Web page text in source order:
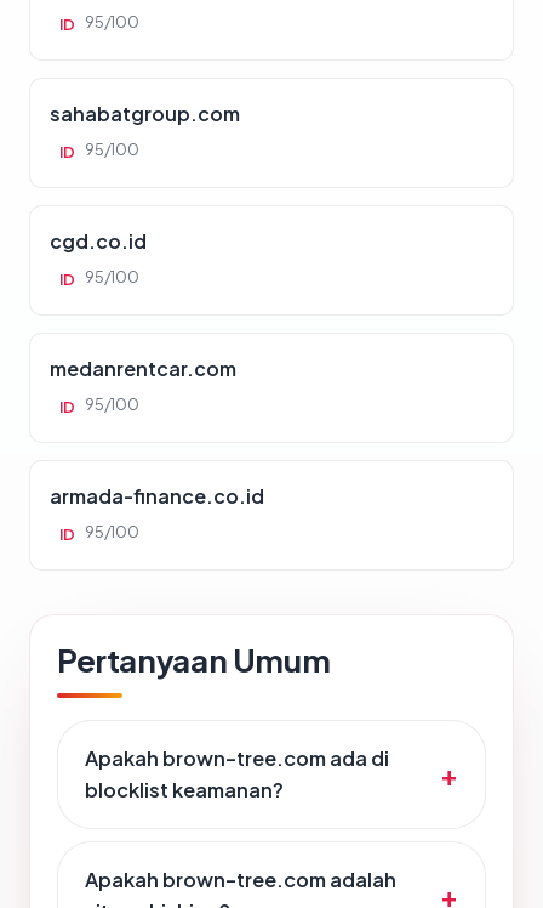
ID 95/100
sahabatgroup.com
ID 95/100
cgd.co.id
ID 95/100
medanrentcar.com
ID 95/100
armada-finance.co.id
ID 95/100
Pertanyaan Umum
Apakah brown-tree.com ada di
blocklist keamanan?
Apakah brown-tree.com adalah